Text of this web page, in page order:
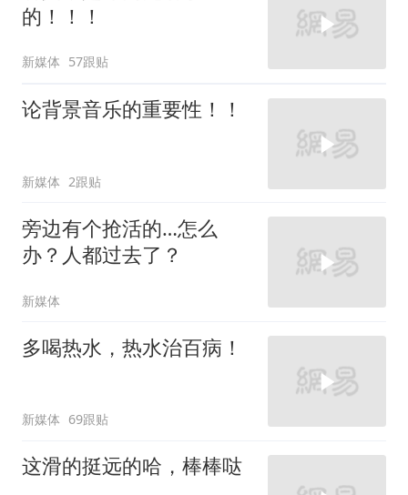
的！！！
新媒体 57跟贴
论背景音乐的重要性！！
新媒体 2跟贴
旁边有个抢活的…怎么
办？人都过去了？
新媒体
多喝热水，热水治百病！
新媒体 69跟贴
这滑的挺远的哈，棒棒哒